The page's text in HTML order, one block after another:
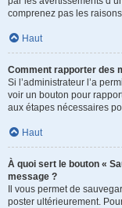
comprenez pas les
Haut
Comment rapporter des
Si l’administrateur l’a
voir un bouton pour
aux étapes nécessaires
Haut
À quoi sert le bouton «
message ?
Il vous permet de
poster ultérieurement.